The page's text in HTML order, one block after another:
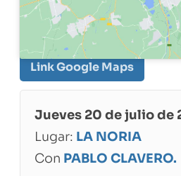
Link Google Maps
Jueves 20 de julio de
Lugar: LA NORIA
Con PABLO CLAVERO.